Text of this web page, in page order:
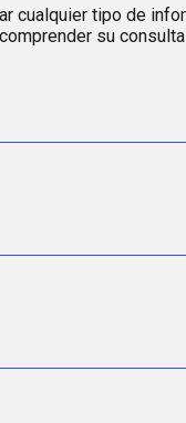
cualquier tipo de
su